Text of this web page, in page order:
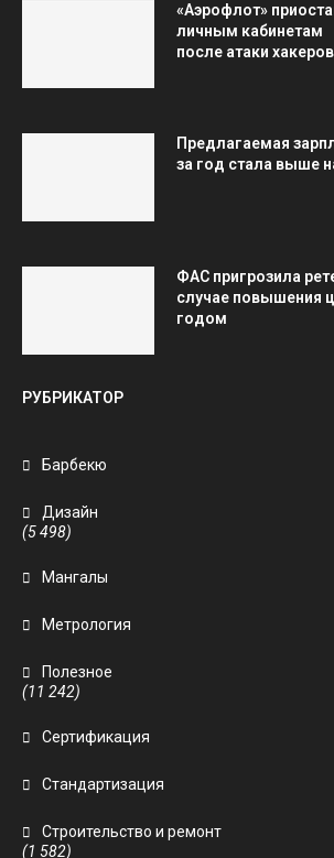
«Аэрофлот»
личным кабинетам
после атаки хакеров
Предлагаемая
за год стала выше
ФАС пригрозила
случае повышения
годом
РУБРИКАТОР
Барбекю
Дизайн
(5 498)
Мангалы
Метрология
Полезное
(11 242)
Сертификация
Стандартизация
Строительство и ремонт
(1 582)